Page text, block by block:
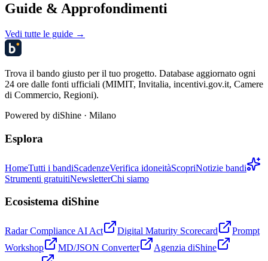
Guide & Approfondimenti
Vedi tutte le guide →
Trova il bando giusto per il tuo progetto. Database aggiornato ogni
24 ore dalle fonti ufficiali (MIMIT, Invitalia, incentivi.gov.it, Camere
di Commercio, Regioni).
Powered by diShine · Milano
Esplora
HomeTutti i bandiScadenzeVerifica idoneitàScopriNotizie bandi
Strumenti gratuitiNewsletterChi siamo
Ecosistema diShine
Radar Compliance AI Act Digital Maturity Scorecard
Prompt
Workshop
MD/JSON Converter
Agenzia diShine